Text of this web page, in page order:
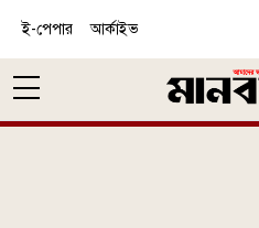
ই-পেপার আর্কাইভ